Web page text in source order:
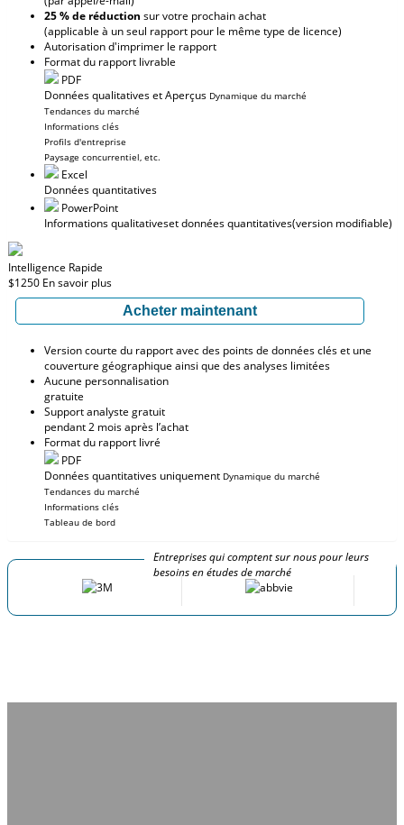
25 % de réduction sur votre prochain achat
(applicable à un seul rapport pour le même type de licence)
Autorisation d'imprimer le rapport
Format du rapport livrable
PDF
Données qualitatives et Aperçus Dynamique du marché
Tendances du marché
Informations clés
Profils d'entreprise
Paysage concurrentiel, etc.
Excel
Données quantitatives
PowerPoint
Informations qualitativeset données quantitatives(version modifiable)
Intelligence Rapide
$1250 En savoir plus
Acheter maintenant
Version courte du rapport avec des points de données clés et une
couverture géographique ainsi que des analyses limitées
Aucune personnalisation
gratuite
Support analyste gratuit
pendant 2 mois après l’achat
Format du rapport livré
PDF
Données quantitatives uniquement Dynamique du marché
Tendances du marché
Informations clés
Tableau de bord
Entreprises qui comptent sur nous pour leurs
besoins en études de marché